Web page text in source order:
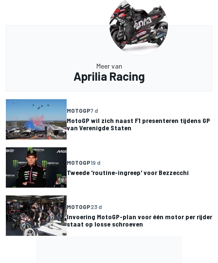
Meer van
Aprilia Racing
MOTOGP7 d
MotoGP wil zich naast F1 presenteren tijdens GP
van Verenigde Staten
MOTOGP19 d
Tweede 'routine-ingreep' voor Bezzecchi
MOTOGP23 d
Invoering MotoGP-plan voor één motor per rijder
staat op losse schroeven